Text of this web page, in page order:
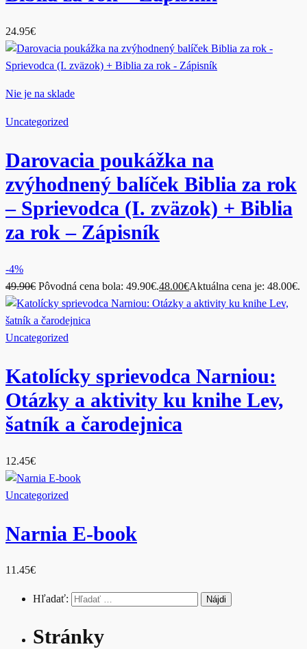
24.95€
Nie je na sklade
Uncategorized
Darovacia poukážka na
zvýhodnený balíček Biblia za rok
– Sprievodca (I. zväzok) + Biblia
za rok – Zápisník
-4%
49.90€ Pôvodná cena bola: 49.90€.48.00€Aktuálna cena je: 48.00€.
Uncategorized
Katolícky sprievodca Narniou:
Otázky a aktivity ku knihe Lev,
šatník a čarodejnica
12.45€
Uncategorized
Narnia E-book
11.45€
Hľadať:
Stránky